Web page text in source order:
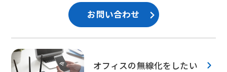
お問い合わせ
オフィスの無線化をしたい